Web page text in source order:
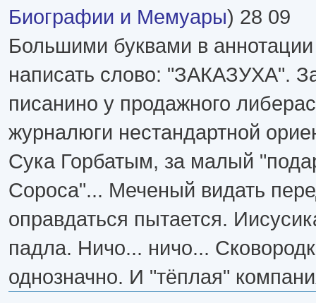
Биографии и Мемуары) 28 09
Большими буквами в
написать слово: "ЗАКАЗУХА".
писанино у продажного
журналюги нестандартной
Сука Горбатым, за малый
Сороса"... Меченый видать
оправдаться пытается.
падла. Ничо... ничо...
однозначно. И "тёплая"